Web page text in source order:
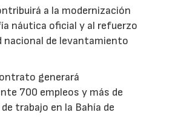
a la modernización
náutica oficial y al refuerzo
nacional de levantamiento
generará
700 empleos y más de
trabajo en la Bahía de